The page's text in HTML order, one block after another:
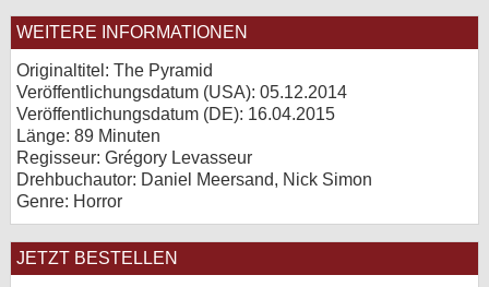
WEITERE INFORMATIONEN
Originaltitel: The Pyramid
Veröffentlichungsdatum (USA): 05.12.2014
Veröffentlichungsdatum (DE): 16.04.2015
Länge: 89 Minuten
Regisseur: Grégory Levasseur
Drehbuchautor: Daniel Meersand, Nick Simon
Genre: Horror
JETZT BESTELLEN